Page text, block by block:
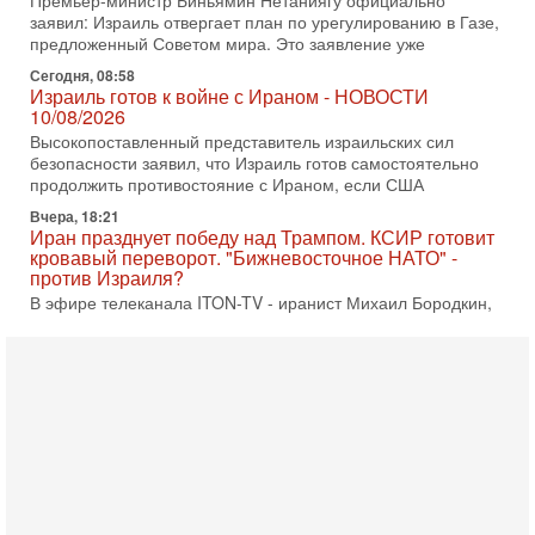
Высокопоставленный представитель израильских сил
безопасности заявил, что Израиль готов самостоятельно
продолжить противостояние с Ираном, если США
Вчера, 18:21
Иран празднует победу над Трампом. КСИР готовит
кровавый переворот. "Бижневосточное НАТО" -
против Израиля?
В эфире телеканала ITON-TV - иранист Михаил Бородкин,
главред сайта и тг канала Ориентал Экспресс, Ведет
программу Александр Гур-Арье 📌Подписывайтесь
Вчера, 10:58
Кто и как может сорвать выборы в Израиле?
В обществе все чаще звучат тревожные опасения:
предстоящие выборы могут быть сфальсифицированы, их